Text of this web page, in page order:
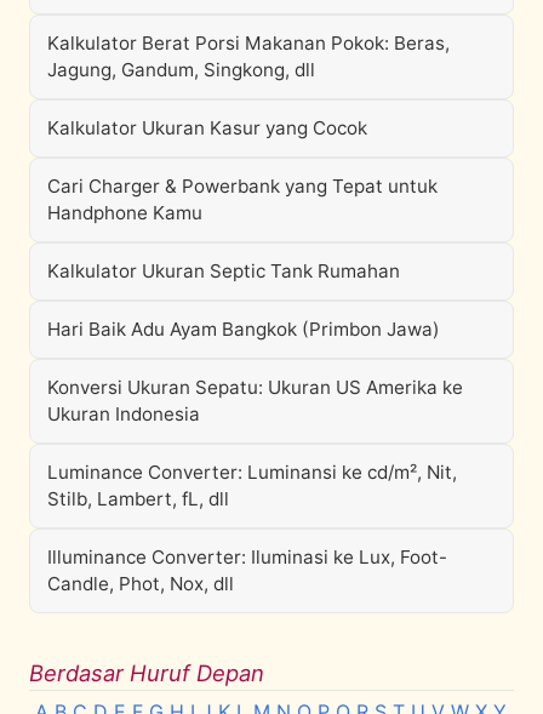
Kalkulator Berat Porsi Makanan Pokok: Beras,
Jagung, Gandum, Singkong, dll
Kalkulator Ukuran Kasur yang Cocok
Cari Charger & Powerbank yang Tepat untuk
Handphone Kamu
Kalkulator Ukuran Septic Tank Rumahan
Hari Baik Adu Ayam Bangkok (Primbon Jawa)
Konversi Ukuran Sepatu: Ukuran US Amerika ke
Ukuran Indonesia
Luminance Converter: Luminansi ke cd/m², Nit,
Stilb, Lambert, fL, dll
Illuminance Converter: Iluminasi ke Lux, Foot-
Candle, Phot, Nox, dll
Berdasar Huruf Depan